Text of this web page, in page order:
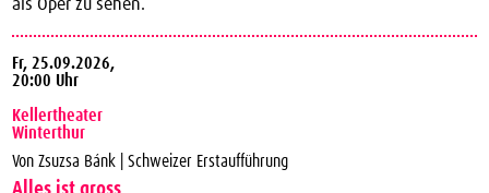
als Oper zu sehen.
Fr, 25.09.2026,
20:00 Uhr
Kellertheater
Winterthur
Von Zsuzsa Bánk | Schweizer Erstaufführung